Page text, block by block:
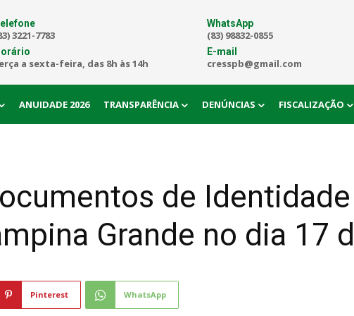
3221-7783
a sexta-feira, das 8h às 14h
WhatsApp
(83) 98832-0855
E-mail
cresspb@gmail.com
ANUIDADE 2026 TRANSPARÊNCIA DENÚNCIAS FISCALIZAÇÃO
de
Grande no dia 17
Pinterest WhatsApp